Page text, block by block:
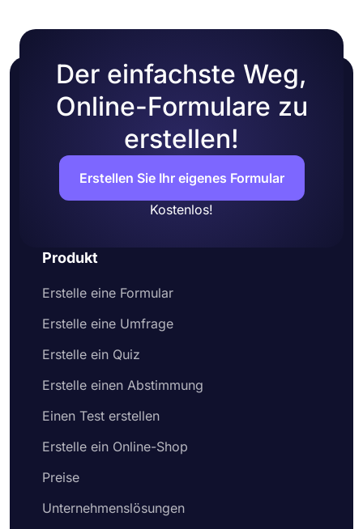
Der einfachste Weg,
Online-Formulare zu
erstellen!
Erstellen Sie Ihr eigenes Formular
Kostenlos!
Produkt
Erstelle eine Formular
Erstelle eine Umfrage
Erstelle ein Quiz
Erstelle einen Abstimmung
Einen Test erstellen
Erstelle ein Online-Shop
Preise
Unternehmenslösungen